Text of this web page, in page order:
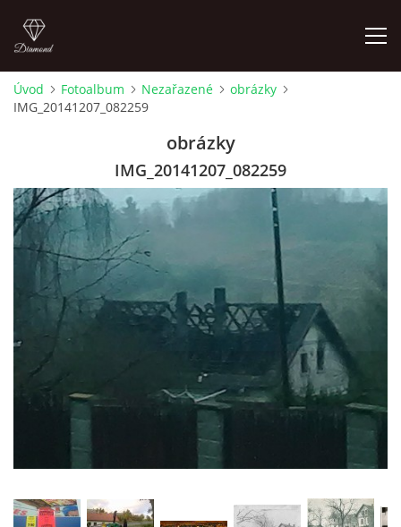
FOTOALBUM
Pepouch
+420605716650
pepouch@seznam.cz
Úvod Fotoalbum Nezařazené
obrázky
IMG_20141207_082259
obrázky
IMG_20141207_082259